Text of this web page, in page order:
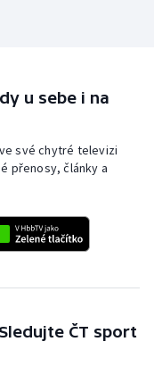
u sebe i na
své chytré televizi
přenosy, články a
ČT sport